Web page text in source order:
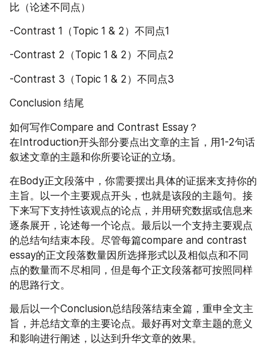
比（论述不同点）
-Contrast 1（Topic 1 & 2）不同点1
-Contrast 2（Topic 1 & 2）不同点2
-Contrast 3（Topic 1 & 2）不同点3
Conclusion 结尾
如何写作Compare and Contrast Essay？
在Introduction开头部分要点出文章的主旨，用1-2句话
叙述文章的主题和你所要论证的立场。
在Body正文段落中，你需要摆出具体的证据来支持你的
主旨。以一个主要观点开头，也就是该段的主题句。接
下来写下支持性该观点的论点，并用研究数据或信息来
逐条展开，论述每一个论点。最后以一个支持主要观点
的总结句结束本段。尽管每篇compare and contrast
essay的正文段落数量因所选择形式以及相似点和不同
点的数量而不尽相同，但是每个正文段落都可按照同样
的思路行文。
最后以一个Conclusion总结段落结束全篇，重申全文主
旨，并总结文章的主要论点。最好再对文章主题的意义
和影响进行阐述，以达到升华文章的效果。